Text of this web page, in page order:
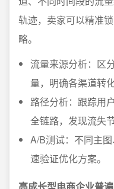
轨迹，卖家可以精准
略。
流量来源分析：区
量，明确各渠道转
路径分析：跟踪用
全链路，发现流失节
A/B测试：不同主
速验证优化方案。